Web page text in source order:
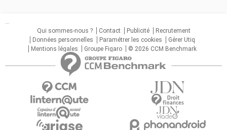
...
Qui sommes-nous ?
Contact Publicité
Recrutement
Données personnelles
Paramétrer les cookies
Gérer Utiq
Mentions légales
Groupe Figaro © 2026 CCM Benchmark